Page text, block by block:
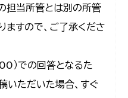
担当所管とは別の所管
ますので、ご了承くださ
）での回答となるた
いただいた場合、すぐ